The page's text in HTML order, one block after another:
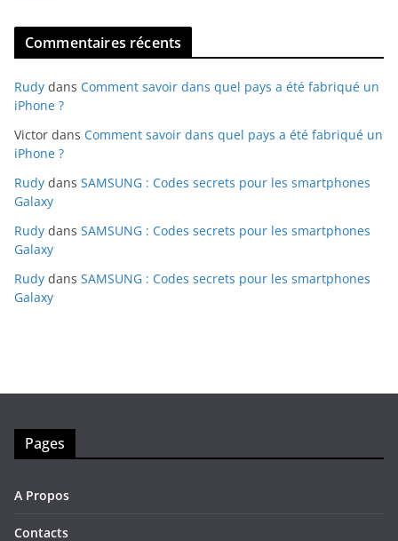
Commentaires récents
Rudy dans Comment savoir dans quel pays a été fabriqué un
iPhone ?
Victor dans Comment savoir dans quel pays a été fabriqué un
iPhone ?
Rudy dans SAMSUNG : Codes secrets pour les smartphones
Galaxy
Rudy dans SAMSUNG : Codes secrets pour les smartphones
Galaxy
Rudy dans SAMSUNG : Codes secrets pour les smartphones
Galaxy
Pages
A Propos
Contacts